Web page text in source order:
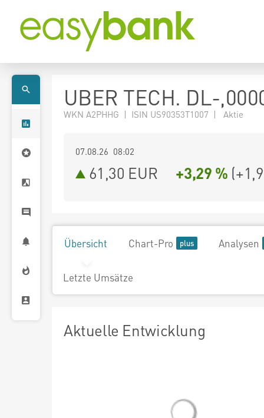
UBER TECH. DL-
WKN A2PHHG | ISIN US90353T1007 | Aktie
07.08.26 08:02
61,30 EUR +3,29 % (
Übersicht Chart-Pro Analysen
Letzte Umsätze
Aktuelle Entwicklung